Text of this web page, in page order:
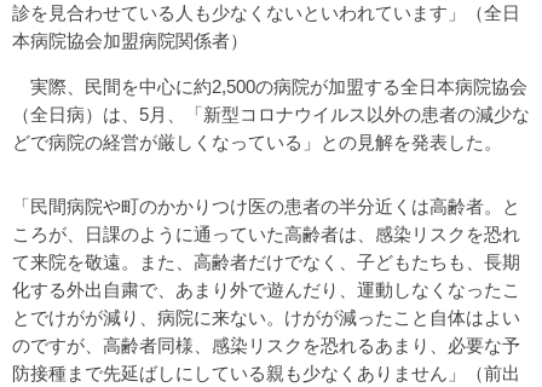
診を見合わせている人も少なくないといわれています」（全日
本病院協会加盟病院関係者）
実際、民間を中心に約2,500の病院が加盟する全日本病院協会
（全日病）は、5月、「新型コロナウイルス以外の患者の減少な
どで病院の経営が厳しくなっている」との見解を発表した。
「民間病院や町のかかりつけ医の患者の半分近くは高齢者。と
ころが、日課のように通っていた高齢者は、感染リスクを恐れ
て来院を敬遠。また、高齢者だけでなく、子どもたちも、長期
化する外出自粛で、あまり外で遊んだり、運動しなくなったこ
とでけがが減り、病院に来ない。けがが減ったこと自体はよい
のですが、高齢者同様、感染リスクを恐れるあまり、必要な予
防接種まで先延ばしにしている親も少なくありません」（前出